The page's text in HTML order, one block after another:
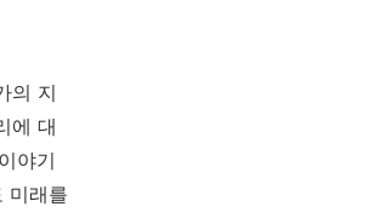
의 지
에 대
야기
미래를